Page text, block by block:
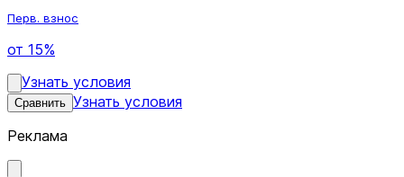
Перв. взнос
от 15%
Узнать условия
Сравнить Узнать условия
Реклама